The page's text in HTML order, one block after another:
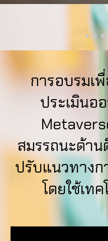
การอบรมเ
ประเมินอ
สมรรถนะด้าน
ปรับแนวทางก
โดยใช้เท